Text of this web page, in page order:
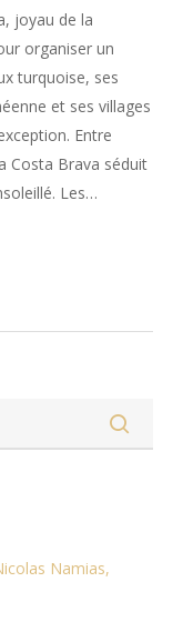
joyau de la
organiser un
turquoise, ses
et ses villages
Entre
Costa Brava séduit
Les…
Namias,